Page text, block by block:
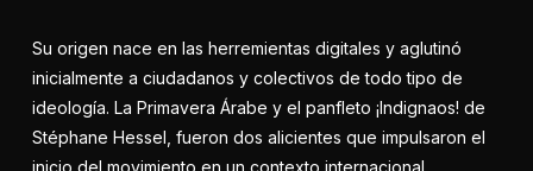
Su origen nace en las herremientas digitales y aglutinó
inicialmente a ciudadanos y colectivos de todo tipo de
ideología. La Primavera Árabe y el panfleto ¡Indignaos! de
Stéphane Hessel, fueron dos alicientes que impulsaron el
inicio del movimiento en un contexto internacional